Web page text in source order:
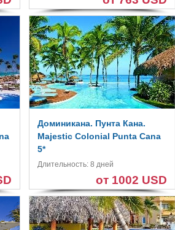
Доминикана. Пунта Кана.
Majestic Colonial Punta Cana
5*
Длительность: 8 дней
от 1002 USD